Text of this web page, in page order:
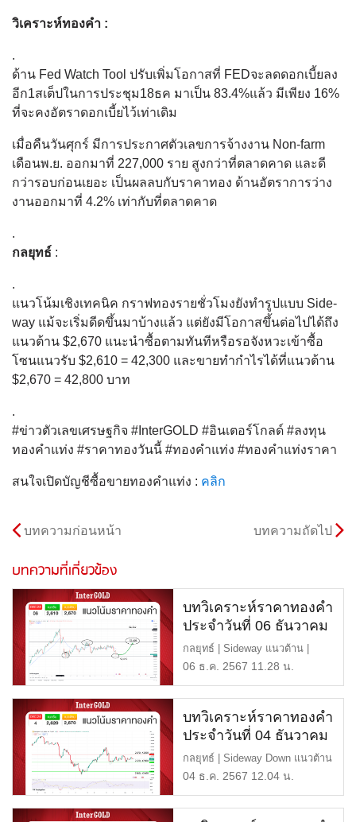
วิเคราะห์ทองคำ :
.
ด้าน Fed Watch Tool ปรับเพิ่มโอกาสที่ FEDจะลดดอกเบี้ยลง
อีก1สเต็ปในการประชุม18ธค มาเป็น 83.4%แล้ว มีเพียง 16%
ที่จะคงอัตราดอกเบี้ยไว้เท่าเดิม
เมื่อคืนวันศุกร์ มีการประกาศตัวเลขการจ้างงาน Non-farm
เดือนพ.ย. ออกมาที่ 227,000 ราย สูงกว่าที่ตลาดคาด และดี
กว่ารอบก่อนเยอะ เป็นผลลบกับราคาทอง ด้านอัตราการว่าง
งานออกมาที่ 4.2% เท่ากับที่ตลาดคาด
.
กลยุทธ์ :
.
แนวโน้มเชิงเทคนิค กราฟทองรายชั่วโมงยังทำรูปแบบ Side-
way แม้จะเริ่มดีดขึ้นมาบ้างแล้ว แต่ยังมีโอกาสขึ้นต่อไปได้ถึง
แนวต้าน $2,670 แนะนำซื้อตามทันทีหรือรอจังหวะเข้าซื้อ
โซนแนวรับ $2,610 = 42,300 และขายทำกำไรได้ที่แนวต้าน
$2,670 = 42,800 บาท
.
#ข่าวตัวเลขเศรษฐกิจ #InterGOLD #อินเตอร์โกลด์ #ลงทุน
ทองคำแท่ง #ราคาทองวันนี้ #ทองคำแท่ง #ทองคำแท่งราคา
สนใจเปิดบัญชีซื้อขายทองคำแท่ง : คลิก
บทความก่อนหน้า บทความถัดไป
บทความที่เกี่ยวข้อง
บทวิเคราะห์ราคาทองคำ
ประจำวันที่ 06 ธันวาคม
2567
กลยุทธ์ | Sideway แนวต้าน |
$2,670 หรือ 42,900 บาท แ […]
06 ธ.ค. 2567 11.28 น.
บทวิเคราะห์ราคาทองคำ
ประจำวันที่ 04 ธันวาคม
2567
กลยุทธ์ | Sideway Down แนวต้าน
| $2,670 หรือ 43,200 […]
04 ธ.ค. 2567 12.04 น.